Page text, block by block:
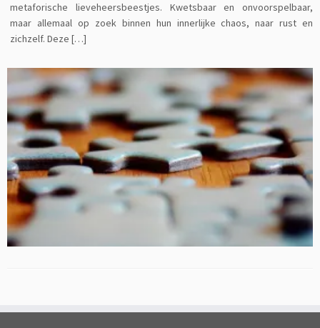
metaforische lieveheersbeestjes. Kwetsbaar en onvoorspelbaar,
maar allemaal op zoek binnen hun innerlijke chaos, naar rust en
zichzelf. Deze […]